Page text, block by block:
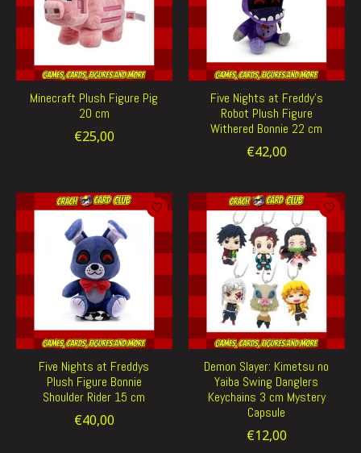
Minecraft Plush Figure Pig
20 cm
€25,00
Five Nights at Freddy's
Robot Plush Figure
Withered Bonnie 22 cm
€42,00
Five Nights at Freddys
Plush Figure Bonnie
Shoulder Rider 15 cm
€40,00
Demon Slayer: Kimetsu no
Yaiba Swing Danglers
Keychains 3 cm Mystery
Capsule
€12,00